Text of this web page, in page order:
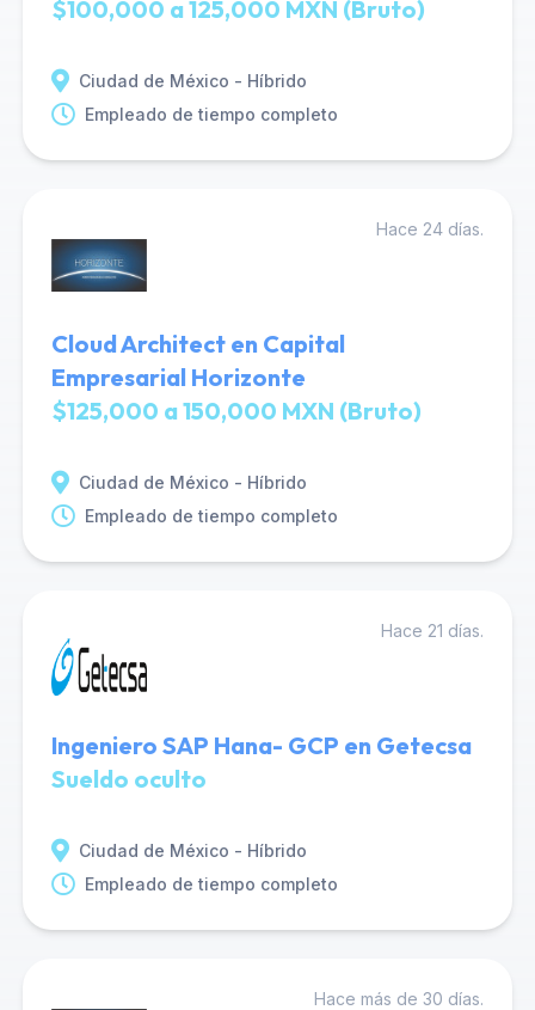
$100,000 a 125,000 MXN (Bruto)
Ciudad de México - Híbrido
Empleado de tiempo completo
Hace 24 días.
Cloud Architect en Capital
Empresarial Horizonte
$125,000 a 150,000 MXN (Bruto)
Ciudad de México - Híbrido
Empleado de tiempo completo
Hace 21 días.
Ingeniero SAP Hana- GCP en Getecsa
Sueldo oculto
Ciudad de México - Híbrido
Empleado de tiempo completo
Hace más de 30 días.